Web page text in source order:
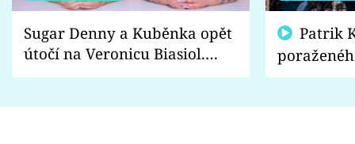
Sugar Denny a Kuběnka opět
útočí na Veronicu Biasiol.
Proč je podle nich falešná a
fanoušci